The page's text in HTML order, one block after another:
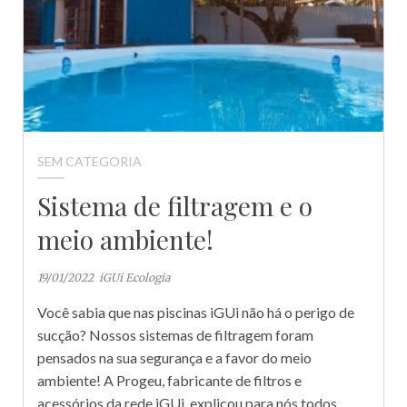
SEM CATEGORIA
Sistema de filtragem e o
meio ambiente!
19/01/2022 iGUi Ecologia
Você sabia que nas piscinas iGUi não há o perigo de
sucção? Nossos sistemas de filtragem foram
pensados na sua segurança e a favor do meio
ambiente! A Progeu, fabricante de filtros e
acessórios da rede iGUi, explicou para nós todos